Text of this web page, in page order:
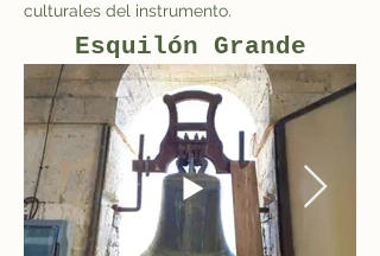
culturales del instrumento.
Esquilón Grande